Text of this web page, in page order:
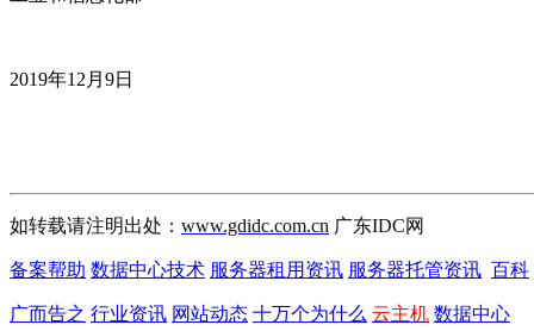
2019年12月9日
如转载请注明出处： www.gdidc.com.cn 广东IDC网
备案帮助 数据中心技术 服务器租用资讯 服务器托管资讯 百科
广而告之 行业资讯 网站动态 十万个为什么 云主机 数据中心